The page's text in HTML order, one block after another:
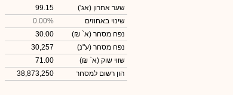
שער אחרון (אג')
99.15
שינוי באחוזים
0.00%
נפח מסחר (א` ₪)
30.00
נפח מסחר (ע"נ)
30,257
שווי שוק (א` ₪)
71.00
הון רשום למסחר
38,873,250